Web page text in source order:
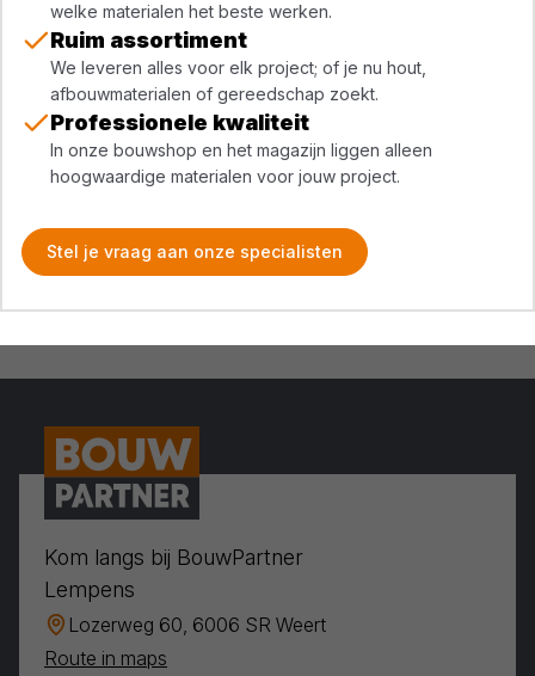
welke materialen het beste werken.
Ruim assortiment
We leveren alles voor elk project; of je nu hout,
afbouwmaterialen of gereedschap zoekt.
Professionele kwaliteit
In onze bouwshop en het magazijn liggen alleen
hoogwaardige materialen voor jouw project.
Stel je vraag aan onze specialisten
Kom langs bij BouwPartner
Lempens
Lozerweg 60, 6006 SR Weert
Route in maps